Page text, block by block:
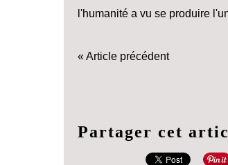
l'humanité a vu se produire
« Article précédent
Partager cet